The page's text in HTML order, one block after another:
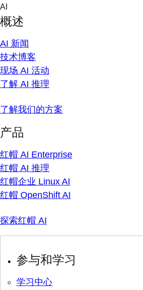
Skip
content
AI
概述
AI 新闻
技术博客
现场 AI 活动
了解 AI 推理
了解我们的方案
产品
红帽 AI Enterprise
红帽 AI 推理
红帽企业 Linux AI
红帽 OpenShift AI
探索红帽 AI
参与和学习
学习中心